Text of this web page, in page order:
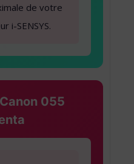
de votre
i-SENSYS.
055